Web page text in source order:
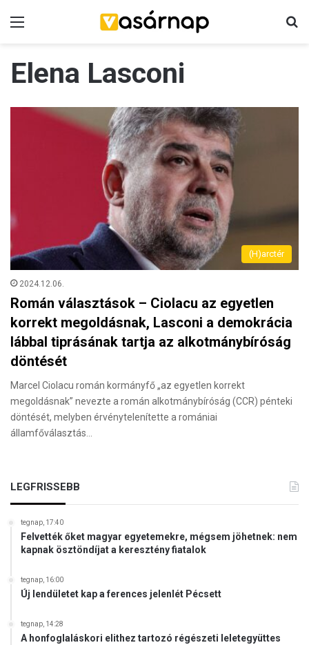
Elena Lasconi
(H)arctér
2024.12.06.
Román választások – Ciolacu az egyetlen
korrekt megoldásnak, Lasconi a demokrácia
lábbal tiprásának tartja az alkotmánybíróság
döntését
Marcel Ciolacu román kormányfő „az egyetlen korrekt
megoldásnak” nevezte a román alkotmánybíróság (CCR) pénteki
döntését, melyben érvénytelenítette a romániai
államfőválasztás…
LEGFRISSEBB
tegnap, 17:40
Felvették őket magyar egyetemekre, mégsem jöhetnek: nem
kapnak ösztöndíjat a keresztény fiatalok
tegnap, 16:00
Új lendületet kap a ferences jelenlét Pécsett
tegnap, 14:28
A honfoglaláskori elithez tartozó régészeti leletegyüttes